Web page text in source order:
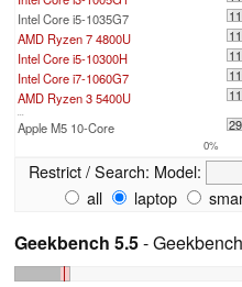
Intel Core i5-1035G7
AMD Ryzen 7 4800U
Intel Core i5-10300H
Intel Core i7-1060G7
AMD Ryzen 3 5400U
...
Apple M5 10-Core
0%
Restrict / Search: Model:
all
laptop
Geekbench 5.5-